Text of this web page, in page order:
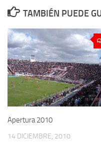
TAMBIÉN PUEDE
Apertura 2010
14 DICIEMBRE, 2010